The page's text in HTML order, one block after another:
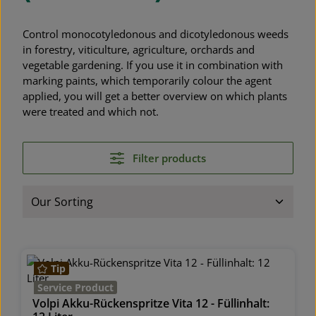
Control monocotyledonous and dicotyledonous weeds
in forestry, viticulture, agriculture, orchards and
vegetable gardening. If you use it in combination with
marking paints, which temporarily colour the agent
applied, you will get a better overview on which plants
were treated and which not.
Filter products
Tip
Service Product
Volpi Akku-Rückenspritze Vita 12 - Füllinhalt: